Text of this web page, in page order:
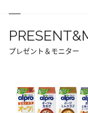
プレゼント＆モニター